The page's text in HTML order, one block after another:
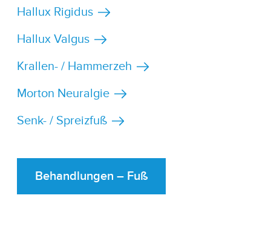
Hallux Rigidus
Hallux Valgus
Krallen- / Hammerzeh
Morton Neuralgie
Senk- / Spreizfuß
Behandlungen – Fuß